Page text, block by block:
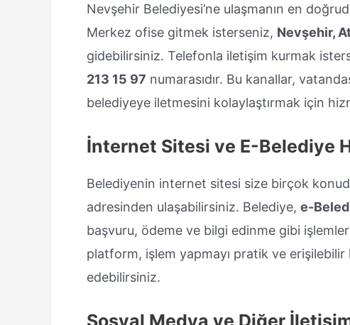
Nevşehir Belediyesi’ne ulaşmanın en
Merkez ofise gitmek isterseniz, Nevşehir,
gidebilirsiniz. Telefonla iletişim kurmak
213 15 97 numarasıdır. Bu kanallar,
belediyeye iletmesini kolaylaştırmak için
İnternet Sitesi ve E-Belediye
Belediyenin internet sitesi size birçok
adresinden ulaşabilirsiniz. Belediye, e-
başvuru, ödeme ve bilgi edinme gibi
platform, işlem yapmayı pratik ve
edebilirsiniz.
Sosyal Medya ve Diğer